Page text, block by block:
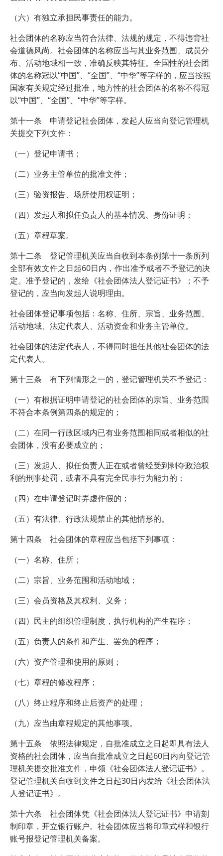
（六）有独立承担民事责任的能力。
社会团体的名称应当符合法律、法规的规定，不得违背社
会道德风尚。社会团体的名称应当与其业务范围、成员分
布、活动地域相一致，准确反映其特征。全国性的社会团
体的名称冠以“中国”、“全国”、“中华”等字样的，应当按照
国家有关规定经过批准，地方性的社会团体的名称不得冠
以“中国”、“全国”、“中华”等字样。
第十一条 申请登记社会团体，发起人应当向登记管理机
关提交下列文件：
（一）登记申请书；
（二）业务主管单位的批准文件；
（三）验资报告、场所使用权证明；
（四）发起人和拟任负责人的基本情况、身份证明；
（五）章程草案。
第十二条 登记管理机关应当自收到本条例第十一条所列
全部有效文件之日起60日内，作出准予或者不予登记的决
定。准予登记的，发给《社会团体法人登记证书》；不予
登记的，应当向发起人说明理由。
社会团体登记事项包括：名称、住所、宗旨、业务范围、
活动地域、法定代表人、活动资金和业务主管单位。
社会团体的法定代表人，不得同时担任其他社会团体的法
定代表人。
第十三条 有下列情形之一的，登记管理机关不予登记：
（一）有根据证明申请登记的社会团体的宗旨、业务范围
不符合本条例第四条的规定的；
（二）在同一行政区域内已有业务范围相同或者相似的社
会团体，没有必要成立的；
（三）发起人、拟任负责人正在或者曾经受到剥夺政治权
利的刑事处罚，或者不具有完全民事行为能力的；
（四）在申请登记时弄虚作假的；
（五）有法律、行政法规禁止的其他情形的。
第十四条 社会团体的章程应当包括下列事项：
（一）名称、住所；
（二）宗旨、业务范围和活动地域；
（三）会员资格及其权利、义务；
（四）民主的组织管理制度，执行机构的产生程序；
（五）负责人的条件和产生、罢免的程序；
（六）资产管理和使用的原则；
（七）章程的修改程序；
（八）终止程序和终止后资产的处理；
（九）应当由章程规定的其他事项。
第十五条 依照法律规定，自批准成立之日起即具有法人
资格的社会团体，应当自批准成立之日起60日内向登记管
理机关提交批准文件，申领《社会团体法人登记证书》。
登记管理机关自收到文件之日起30日内发给《社会团体法
人登记证书》。
第十六条 社会团体凭《社会团体法人登记证书》申请刻
制印章，开立银行账户。社会团体应当将印章式样和银行
账号报登记管理机关备案。